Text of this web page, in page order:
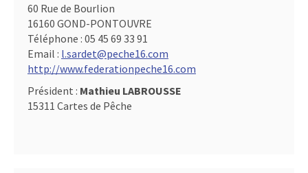
60 Rue de Bourlion
16160 GOND-PONTOUVRE
Téléphone : 05 45 69 33 91
Email : l.sardet@peche16.com
http://www.federationpeche16.com
Président : Mathieu LABROUSSE
15311 Cartes de Pêche